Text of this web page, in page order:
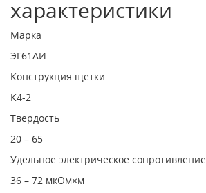
характеристики
Марка
ЭГ61АИ
Конструкция щетки
К4-2
Твердость
20 – 65
Удельное электрическое сопротивление
36 – 72 мкОм×м